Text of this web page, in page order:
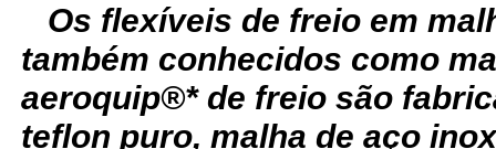
Os flexíveis de freio em
também conhecidos como
aeroquip®* de freio são
teflon puro, malha de aço